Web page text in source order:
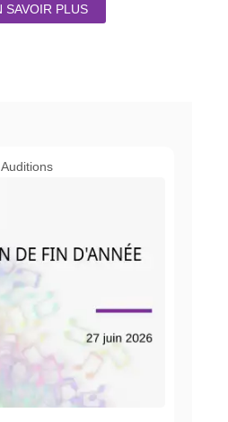
SAVOIR PLUS
Auditions